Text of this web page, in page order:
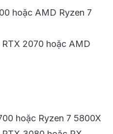
hoặc AMD Ryzen 7
RTX 2070 hoặc AMD
hoặc Ryzen 7 5800X